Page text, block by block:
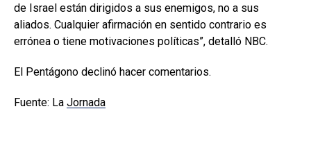
de Israel están dirigidos a sus enemigos, no a sus
aliados. Cualquier afirmación en sentido contrario es
errónea o tiene motivaciones políticas”, detalló NBC.
El Pentágono declinó hacer comentarios.
Fuente: La Jornada